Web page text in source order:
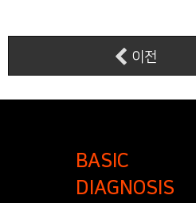
이전
BASIC
DIAGNOSIS